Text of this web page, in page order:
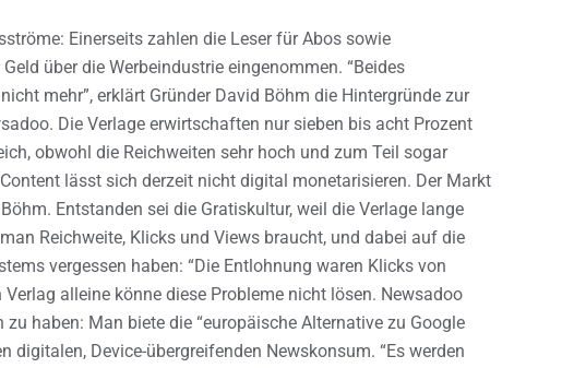
Einerseits zahlen die Leser für Abos sowie
über die Werbeindustrie eingenommen. “Beides
mehr”, erklärt Gründer David Böhm die Hintergründe zur
Die Verlage erwirtschaften nur sieben bis acht Prozent
obwohl die Reichweiten sehr hoch und zum Teil sogar
lässt sich derzeit nicht digital monetarisieren. Der Markt
Entstanden sei die Gratiskultur, weil die Verlage lange
Reichweite, Klicks und Views braucht, und dabei auf die
vergessen haben: “Die Entlohnung waren Klicks von
Verlag alleine könne diese Probleme nicht lösen. Newsadoo
haben: Man biete die “europäische Alternative zu Google
digitalen, Device-übergreifenden Newskonsum. “Es werden